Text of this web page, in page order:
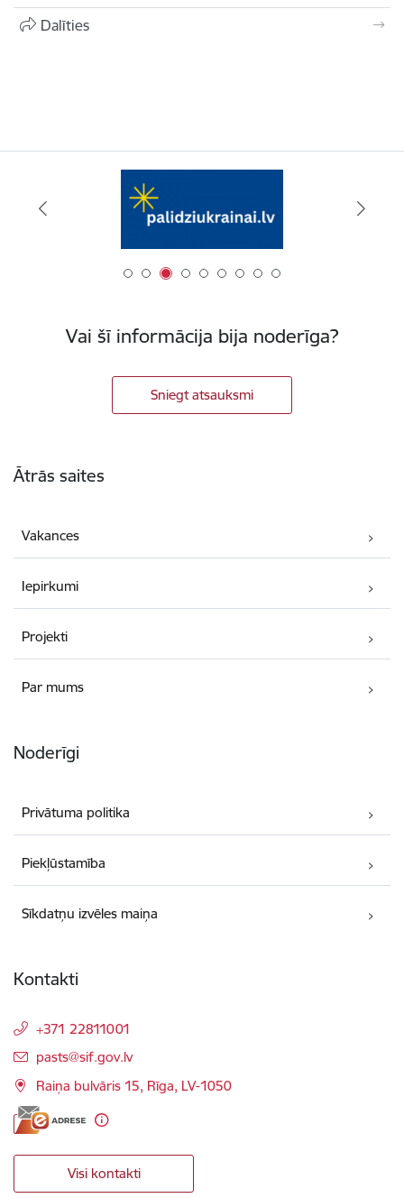
Dalīties
Vai šī informācija bija noderīga?
Sniegt atsauksmi
Ātrās saites
Vakances
Iepirkumi
Projekti
Par mums
Noderīgi
Privātuma politika
Piekļūstamība
Sīkdatņu izvēles maiņa
Kontakti
+371 22811001
E-pasts:
pasts@sif.gov.lv
Raiņa bulvāris 15, Rīga, LV-1050
Visi kontakti